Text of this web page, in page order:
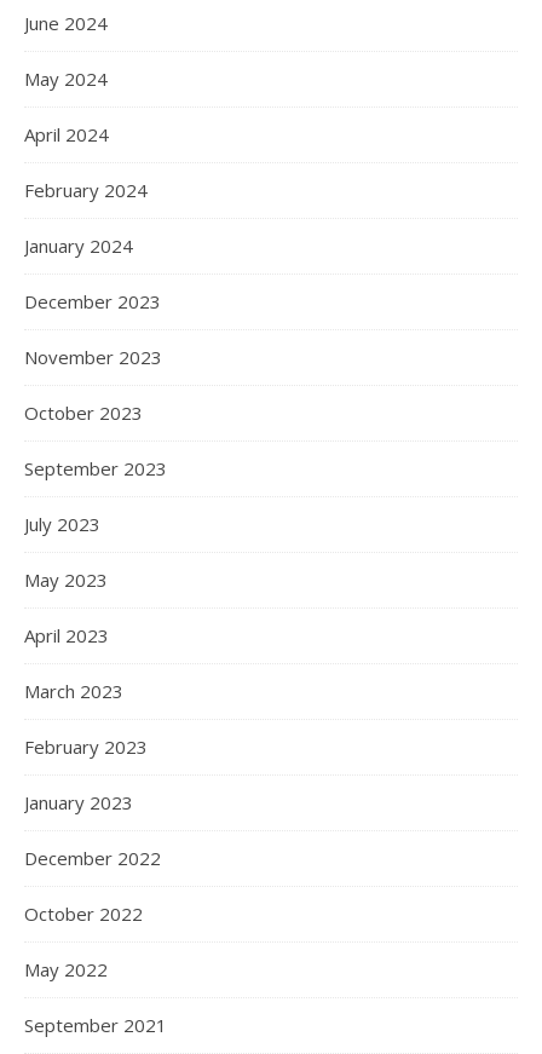
June 2024
May 2024
April 2024
February 2024
January 2024
December 2023
November 2023
October 2023
September 2023
July 2023
May 2023
April 2023
March 2023
February 2023
January 2023
December 2022
October 2022
May 2022
September 2021